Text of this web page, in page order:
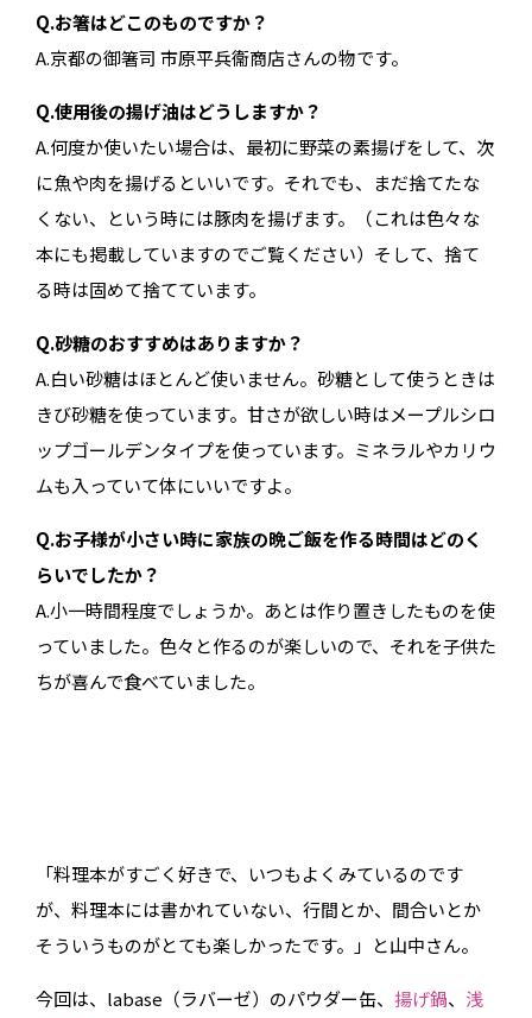
Q.お箸はどこのものですか？
A.京都の御箸司 市原平兵衞商店さんの物です。
Q.使用後の揚げ油はどうしますか？
A.何度か使いたい場合は、最初に野菜の素揚げをして、次
に魚や肉を揚げるといいです。それでも、まだ捨てたな
くない、という時には豚肉を揚げます。（これは色々な
本にも掲載していますのでご覧ください）そして、捨て
る時は固めて捨てています。
Q.砂糖のおすすめはありますか？
A.白い砂糖はほとんど使いません。砂糖として使うときは
きび砂糖を使っています。甘さが欲しい時はメープルシロ
ップゴールデンタイプを使っています。ミネラルやカリウ
ムも入っていて体にいいですよ。
Q.お子様が小さい時に家族の晩ご飯を作る時間はどのく
らいでしたか？
A.小一時間程度でしょうか。あとは作り置きしたものを使
っていました。色々と作るのが楽しいので、それを子供た
ちが喜んで食べていました。
「料理本がすごく好きで、いつもよくみているのです
が、料理本には書かれていない、行間とか、間合いとか
そういうものがとても楽しかったです。」と山中さん。
今回は、labase（ラバーゼ）のパウダー缶、 揚げ鍋、 浅